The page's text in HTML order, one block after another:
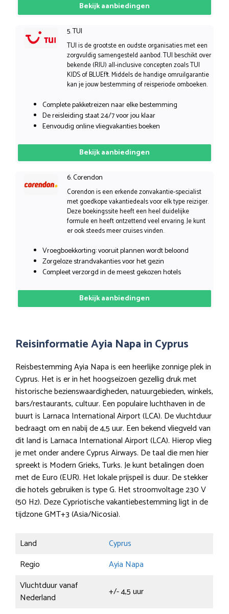
Bekijk aanbiedingen
5. TUI
TUI is de grootste en oudste organisaties met een
zorgvuldig samengesteld aanbod. TUI beschikt over
bekende (RIU) all-inclusive concepten zoals TUI
KIDS of BLUEf!t. Middels de handige omruilgarantie
kan je jouw bestemming of reisperiode omboeken.
Complete pakketreizen naar elke bestemming
De reisleiding staat 24/7 voor jou klaar
Eenvoudig online vliegvakanties boeken
Bekijk aanbiedingen
6. Corendon
Corendon is een erkende zonvakantie-specialist
met goedkope vakantiedeals voor elk type reiziger.
Deze boekingssite heeft een heel duidelijke
formule en heeft ontzettend veel ervaring. Je kunt
er ook steeds meer cruises vinden.
Vroegboekkorting: vooruit plannen wordt beloond
Zorgeloze strandvakanties voor het gezin
Compleet verzorgd in de meest gekozen hotels
Bekijk aanbiedingen
Reisinformatie Ayia Napa in Cyprus
Reisbestemming Ayia Napa is een heerlijke zonnige plek in
Cyprus. Het is er in het hoogseizoen gezellig druk met
historische bezienswaardigheden, natuurgebieden, winkels,
bars/restaurants, cultuur. Een populaire luchthaven in de
buurt is Larnaca International Airport (LCA). De vluchtduur
bedraagt om en nabij de 4,5 uur. Een bekend vliegveld van
dit land is Larnaca International Airport (LCA). Hierop vlieg
je met onder andere Cyprus Airways. De taal die men hier
spreekt is Modern Grieks, Turks. Je kunt betalingen doen
met de Euro (EUR). Het lokale prijspeil is duur. De stekker
die hotels gebruiken is type G. Het stroomvoltage 230 V
(50 Hz). Deze Cypriotische vakantiebestemming ligt in de
tijdzone GMT+3 (Asia/Nicosia).
Land
Cyprus
Regio
Ayia Napa
Vluchtduur vanaf
Nederland
+/- 4,5 uur